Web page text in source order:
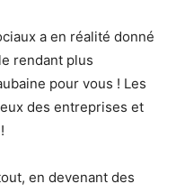
a en réalité donné
rendant plus
pour vous ! Les
des entreprises et
en devenant des